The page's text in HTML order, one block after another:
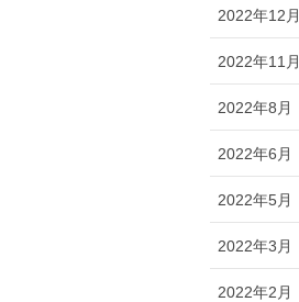
2022年12月
2022年11月
2022年8月
2022年6月
2022年5月
2022年3月
2022年2月